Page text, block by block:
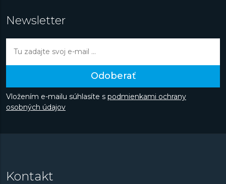
chronometrov na svete a v roce 1972 bola značka
hrách v Mníchove a priekopníkom v oblasti merania
času. Dnes je značka s nálepkou „Made in Germany“
podvedomia zákazníkov sa dostala aj vďaka napojeniu
Do dnešného dňa vznikajú hodinky ovplyvnené týmto
smerom a najmä prácou
Newsletter
Odoberať
Vložením e-mailu súhlasíte s podmienkami ochrany
osobných údajov
Kontakt